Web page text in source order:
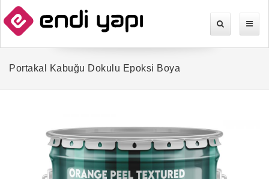
Portakal Kabuğu Dokulu Epoksi Boya